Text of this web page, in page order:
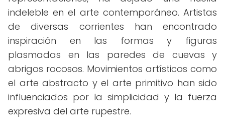
indeleble en el arte contemporáneo. Artistas
de diversas corrientes han encontrado
inspiración en las formas y figuras
plasmadas en las paredes de cuevas y
abrigos rocosos. Movimientos artísticos como
el arte abstracto y el arte primitivo han sido
influenciados por la simplicidad y la fuerza
expresiva del arte rupestre.